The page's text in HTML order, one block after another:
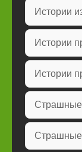
Истории
Истории
Истории
Страшные
Страшные